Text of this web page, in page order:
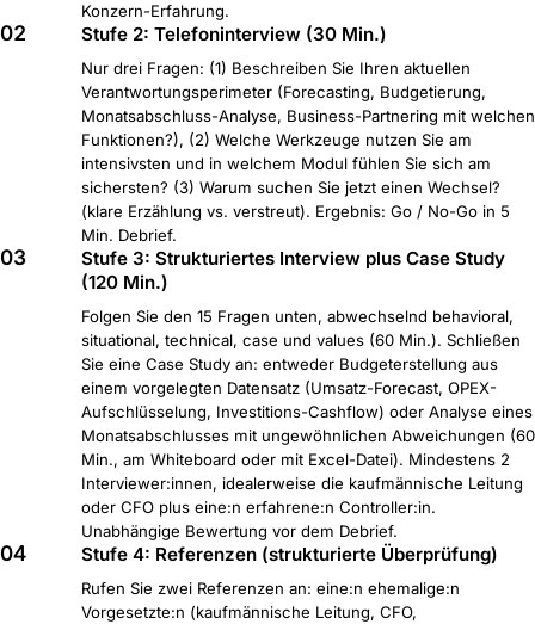
Konzern-Erfahrung.
02 Stufe 2: Telefoninterview (30 Min.)
Nur drei Fragen: (1) Beschreiben Sie Ihren aktuellen
Verantwortungsperimeter (Forecasting, Budgetierung,
Monatsabschluss-Analyse, Business-Partnering mit welchen
Funktionen?), (2) Welche Werkzeuge nutzen Sie am
intensivsten und in welchem Modul fühlen Sie sich am
sichersten? (3) Warum suchen Sie jetzt einen Wechsel?
(klare Erzählung vs. verstreut). Ergebnis: Go / No-Go in 5
Min. Debrief.
03
Stufe 3: Strukturiertes Interview plus Case Study
(120 Min.)
Folgen Sie den 15 Fragen unten, abwechselnd behavioral,
situational, technical, case und values (60 Min.). Schließen
Sie eine Case Study an: entweder Budgeterstellung aus
einem vorgelegten Datensatz (Umsatz-Forecast, OPEX-
Aufschlüsselung, Investitions-Cashflow) oder Analyse eines
Monatsabschlusses mit ungewöhnlichen Abweichungen (60
Min., am Whiteboard oder mit Excel-Datei). Mindestens 2
Interviewer:innen, idealerweise die kaufmännische Leitung
oder CFO plus eine:n erfahrene:n Controller:in.
Unabhängige Bewertung vor dem Debrief.
04 Stufe 4: Referenzen (strukturierte Überprüfung)
Rufen Sie zwei Referenzen an: eine:n ehemalige:n
Vorgesetzte:n (kaufmännische Leitung, CFO,